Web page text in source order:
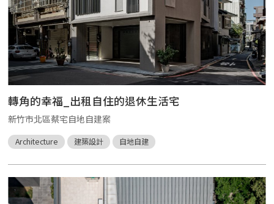
轉角的幸福_出租自住的退休生活宅
新竹市北區蔡宅自地自建案
Architecture 建築設計 自地自建